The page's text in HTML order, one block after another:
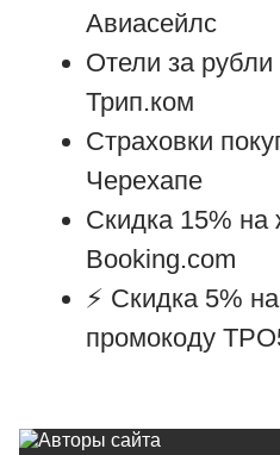
Авиасейлс
Отели за
Трип.ком
Страховки
Черехапе
Скидка 15% на
Booking.com
⚡ Cкидка 5%
промокоду